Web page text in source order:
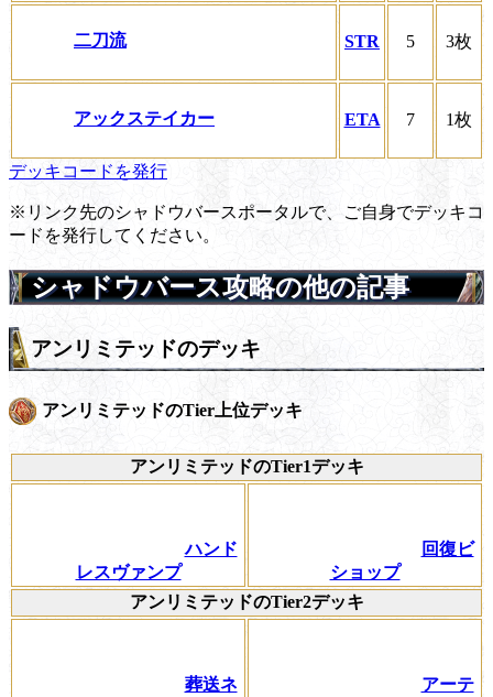
二刀流 STR 5 3枚
アックステイカー ETA 7 1枚
デッキコードを発行
※リンク先のシャドウバースポータルで、ご自身でデッキコ
ードを発行してください。
シャドウバース攻略の他の記事
アンリミテッドのデッキ
アンリミテッドのTier上位デッキ
アンリミテッドのTier1デッキ
ハンド
レスヴァンプ
回復ビ
ショップ
アンリミテッドのTier2デッキ
葬送ネ
アーテ